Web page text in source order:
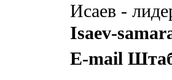
Исаев -
Isaev-
E-mail